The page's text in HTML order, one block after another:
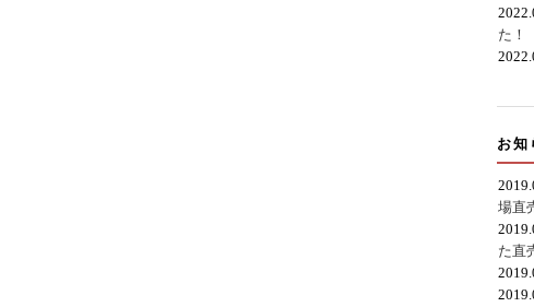
た！
お知
場直
た直